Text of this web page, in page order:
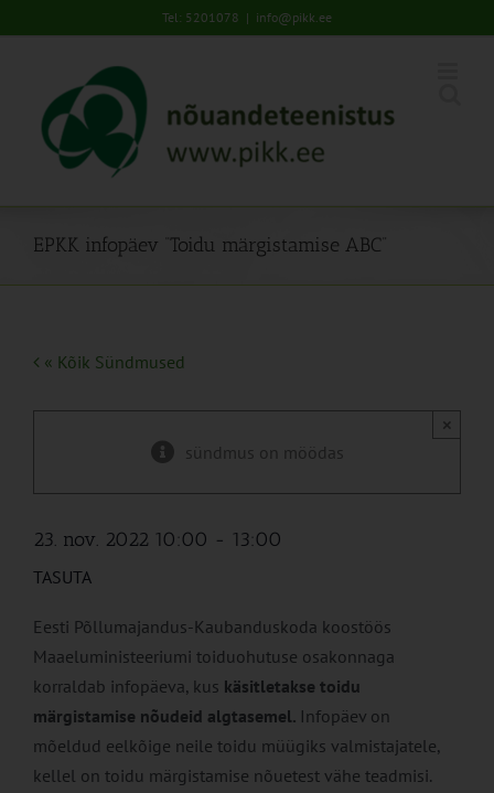
to
Tel: 5201078 | info@pikk.ee
EPKK infopäev “Toidu märgistamise ABC”
« Kõik Sündmused
sündmus on möödas
×
23. nov. 2022 10:00 - 13:00
TASUTA
Eesti Põllumajandus-Kaubanduskoda koostöös
Maaeluministeeriumi toiduohutuse osakonnaga
korraldab infopäeva, kus käsitletakse toidu
märgistamise nõudeid algtasemel. Infopäev on
mõeldud eelkõige neile toidu müügiks valmistajatele,
kellel on toidu märgistamise nõuetest vähe teadmisi.